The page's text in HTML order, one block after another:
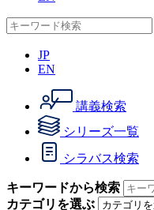
JP
EN
講義検索
シリーズ一覧
シラバス検索
キーワードから検索
カテゴリを選ぶ